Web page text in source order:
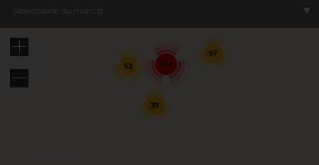
Seleccione su marca
97
144
53
39